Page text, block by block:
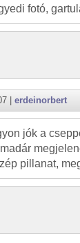
fotó,
| erdeinorbert
jók a
pillanat,